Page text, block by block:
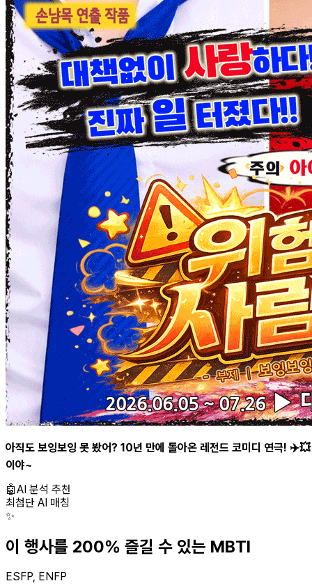
아직도 보잉보잉 못 봤어? 10년 만에 돌아온 레전드 코미디 연극!
이야~
🤖AI 분석 추천
최첨단 AI 매칭
✨
이 행사를 200% 즐길 수 있는 MBTI
ESFP, ENFP